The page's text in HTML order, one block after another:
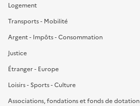
Logement
Transports - Mobilité
Argent - Impôts - Consommation
Justice
Étranger - Europe
Loisirs - Sports - Culture
Associations, fondations et fonds de dotation